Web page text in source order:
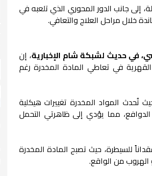
إلى جانب الدور المحوري الذي تلعبه في
خلال مراحل العلاج والتعافي.
في حديث لشبكة شام الإخبارية، إن
في تعاطي المادة المخدرة رغم
المواد المخدرة تغييرات هيكلية
مما يؤدي إلى ظاهرتي التحمل
للسيطرة، حيث تصبح المادة المخدرة
من الواقع.